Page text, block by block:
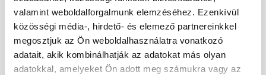
valamint weboldalforgalmunk elemzéséhez. Ezenkívül
közösségi média-, hirdető- és elemező partnereinkkel
megosztjuk az Ön weboldalhasználatra vonatkozó
adatait, akik kombinálhatják az adatokat más olyan
adatokkal, amelyeket Ön adott meg számukra vagy az
KÖRMÖSAKADÉMIA
HÍREK, CIKKEK
ISKOLÁNKRÓL
TANÁRAINK